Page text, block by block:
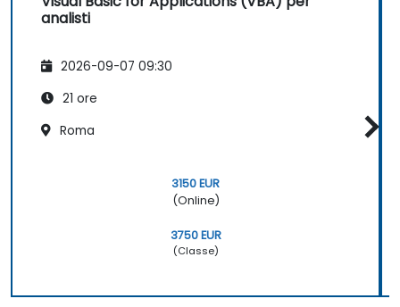
analisti
2026-09-07 09:30
21 ore
Roma
3150 EUR
(Online)
3750 EUR
(Classe)